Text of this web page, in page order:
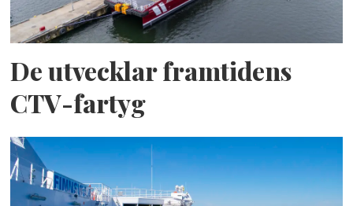
De utvecklar framtidens
CTV-fartyg